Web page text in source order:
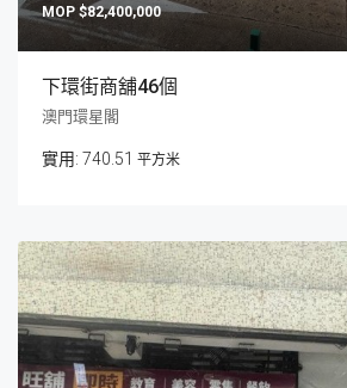
$82,400,000
下環街商舖46個
澳門環星閣
740.51 平方米